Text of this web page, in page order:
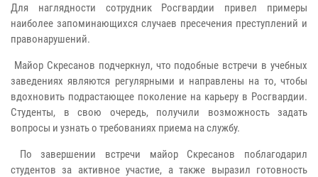
Для наглядности сотрудник Росгвардии привел примеры
наиболее запоминающихся случаев пресечения преступлений и
правонарушений.
Майор Скресанов подчеркнул, что подобные встречи в учебных
заведениях являются регулярными и направлены на то, чтобы
вдохновить подрастающее поколение на карьеру в Росгвардии.
Студенты, в свою очередь, получили возможность задать
вопросы и узнать о требованиях приема на службу.
По завершении встречи майор Скресанов поблагодарил
студентов за активное участие, а также выразил готовность